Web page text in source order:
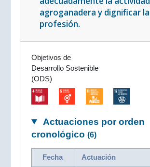
agroganadera y dignificar la
profesión.
Objetivos de
Desarrollo Sostenible
(ODS)
Actuaciones por orden
cronológico (6)
Fecha Actuación